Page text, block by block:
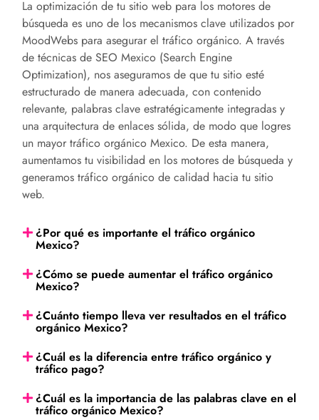
La optimización de tu sitio web para los motores de
búsqueda es uno de los mecanismos clave utilizados por
MoodWebs para asegurar el tráfico orgánico. A través
de técnicas de SEO Mexico (Search Engine
Optimization), nos aseguramos de que tu sitio esté
estructurado de manera adecuada, con contenido
relevante, palabras clave estratégicamente integradas y
una arquitectura de enlaces sólida, de modo que logres
un mayor tráfico orgánico Mexico. De esta manera,
aumentamos tu visibilidad en los motores de búsqueda y
generamos tráfico orgánico de calidad hacia tu sitio
web.
¿Por qué es importante el tráfico orgánico
Mexico?
¿Cómo se puede aumentar el tráfico orgánico
Mexico?
¿Cuánto tiempo lleva ver resultados en el tráfico
orgánico Mexico?
¿Cuál es la diferencia entre tráfico orgánico y
tráfico pago?
¿Cuál es la importancia de las palabras clave en el
tráfico orgánico Mexico?